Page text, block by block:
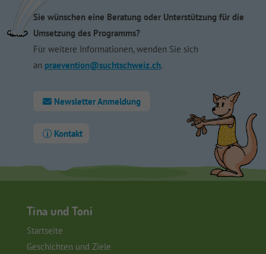
Sie wünschen eine Beratung oder Unterstützung für die
Umsetzung des Programms?
Für weitere Informationen, wenden Sie sich
an praevention@suchtschweiz.ch.
Newsletter Anmeldung
Kontakt
Tina und Toni
Startseite
Geschichten und Ziele